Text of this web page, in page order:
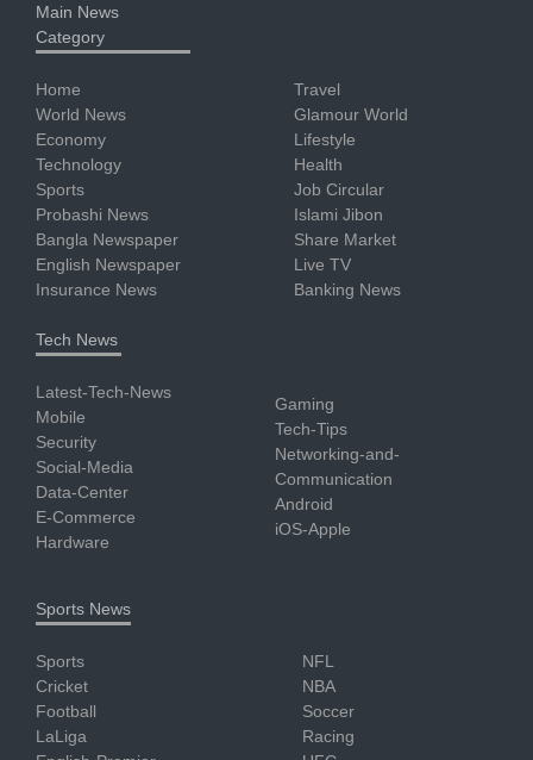
Main News
Category
Home
World News
Economy
Technology
Sports
Probashi News
Bangla Newspaper
English Newspaper
Insurance News
Travel
Glamour World
Lifestyle
Health
Job Circular
Islami Jibon
Share Market
Live TV
Banking News
Tech News
Latest-Tech-News
Mobile
Security
Social-Media
Data-Center
E-Commerce
Hardware
Gaming
Tech-Tips
Networking-and-
Communication
Android
iOS-Apple
Sports News
Sports
Cricket
Football
LaLiga
NFL
NBA
Soccer
Racing